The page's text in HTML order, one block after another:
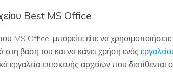
Best MS Office
MS Office, μπορείτε είτε να
στη βάση του και να κάνει χρήση ενός
επισκευής αρχείων που διατίθενται